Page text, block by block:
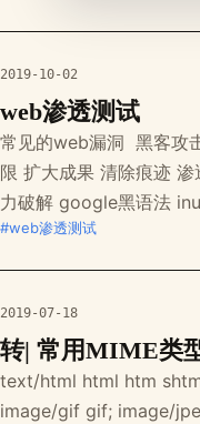
2019-10-02
web渗透测试
常见的web漏洞 ￼ 黑客
限 扩大成果 清除痕迹
力破解 google黑语法
inurl:login.php intitle 标
#web渗透测试
2019-07-18
转| 常用MIME类
text/html html htm
image/gif gif; image/